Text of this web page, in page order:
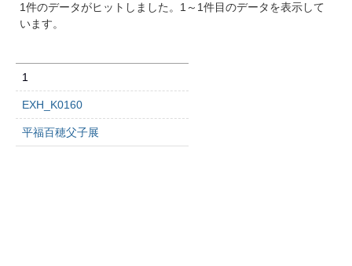
1件のデータがヒットしました。1～1件目のデータを表示して
います。
1
EXH_K0160
平福百穂父子展